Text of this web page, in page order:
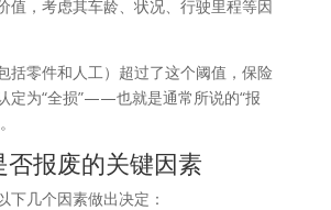
值，考虑其车龄、状况、行驶里程等因
括零件和人工）超过了这个阈值，保险
定为“全损”——也就是通常所说的“报
报废的关键因素
下几个因素做出决定：